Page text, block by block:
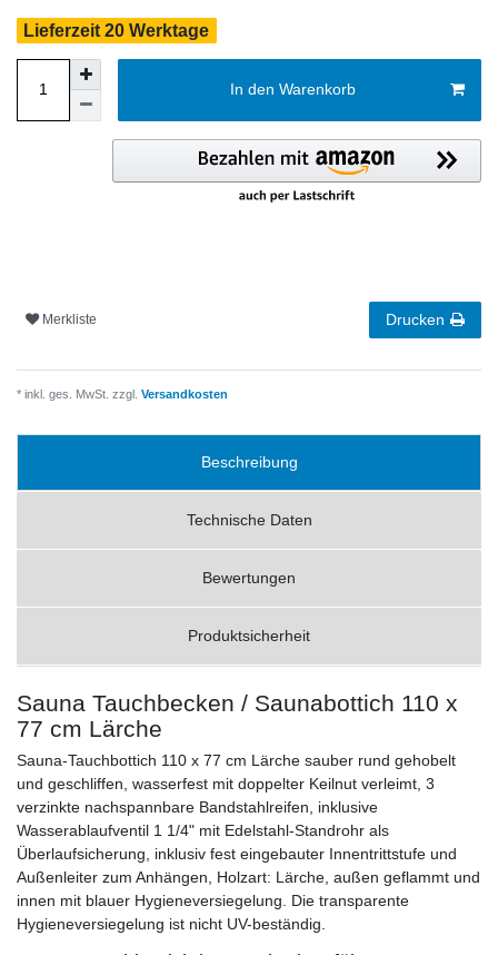
Lieferzeit 20 Werktage
In den Warenkorb
Merkliste Drucken
* inkl. ges. MwSt. zzgl. Versandkosten
Beschreibung
Technische Daten
Bewertungen
Produktsicherheit
Sauna Tauchbecken / Saunabottich 110 x
77 cm Lärche
Sauna-Tauchbottich 110 x 77 cm Lärche sauber rund gehobelt
und geschliffen, wasserfest mit doppelter Keilnut verleimt, 3
verzinkte nachspannbare Bandstahlreifen, inklusive
Wasserablaufventil 1 1/4" mit Edelstahl-Standrohr als
Überlaufsicherung, inklusiv fest eingebauter Innentrittstufe und
Außenleiter zum Anhängen, Holzart: Lärche, außen geflammt und
innen mit blauer Hygieneversiegelung. Die transparente
Hygieneversiegelung ist nicht UV-beständig.